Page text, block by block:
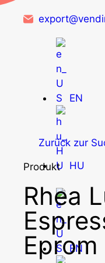
EN
HU
EN
Zurück zur
Produkt
Rhea
Eprom